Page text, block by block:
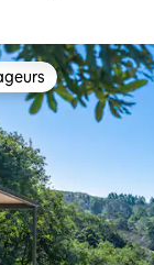
les plus